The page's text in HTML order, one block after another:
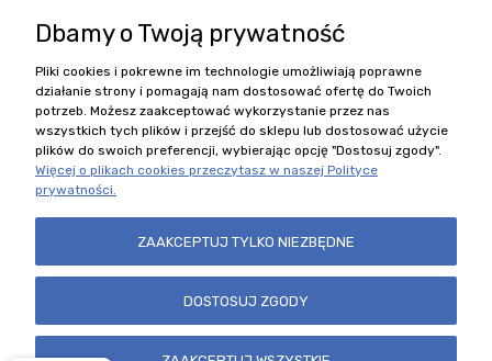
Polecane kategorie
Zobacz również
Nasz sklep
Regulamin i Formularze
Szybki kontakt
Zamówienia +48 606 348 584
Dbamy o Twoją prywatność
Pliki cookies i pokrewne im technologie umożliwiają poprawne
działanie strony i pomagają nam dostosować ofertę do Twoich
potrzeb. Możesz zaakceptować wykorzystanie przez nas
wszystkich tych plików i przejść do sklepu lub dostosować użycie
plików do swoich preferencji, wybierając opcję "Dostosuj zgody".
Więcej o plikach cookies przeczytasz w naszej Polityce
prywatności.
ZAAKCEPTUJ TYLKO NIEZBĘDNE
DOSTOSUJ ZGODY